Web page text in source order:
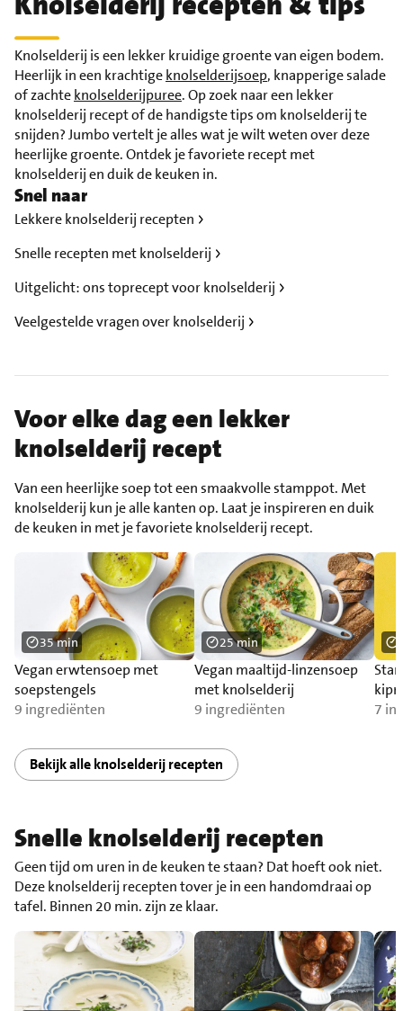
Knolselderij is een lekker kruidige groente van eigen bodem.
Heerlijk in een krachtigeknolselderijsoep, knapperige salade
of zachteknolselderijpuree. Op zoek naar een lekker
knolselderij recept of de handigste tips om knolselderij te
snijden? Jumbo vertelt je alles wat je wilt weten over deze
heerlijke groente. Ontdek je favoriete recept met
knolselderij en duik de keuken in.
Snel naar
Lekkere knolselderij recepten
Snelle recepten met knolselderij
Uitgelicht: ons toprecept voor knolselderij
Veelgestelde vragen over knolselderij
Voor elke dag een lekker
knolselderij recept
Van een heerlijke soep tot een smaakvolle stamppot. Met
knolselderij kun je alle kanten op. Laat je inspireren en duik
de keuken in met je favoriete knolselderij recept.
Vegan erwtensoep met
soepstengels
9 ingrediënten
35 min
Vegan maaltijd-linzensoep
met knolselderij
9 ingrediënten
25 min
7
Bekijk alle knolselderij recepten
Snelle knolselderij recepten
Geen tijd om uren in de keuken te staan? Dat hoeft ook niet.
Deze knolselderij recepten tover je in een handomdraai op
tafel. Binnen 20 min. zijn ze klaar.